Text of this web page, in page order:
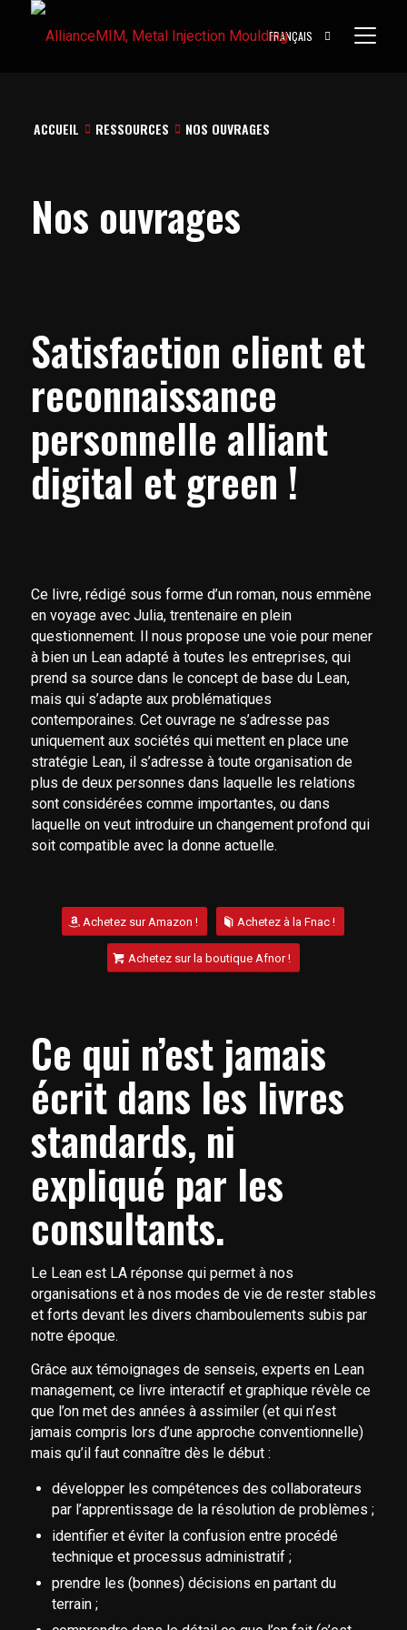
FRANÇAIS
ACCUEIL  RESSOURCES  NOS OUVRAGES
Nos ouvrages
Satisfaction client et
reconnaissance
personnelle alliant
digital et green !
Ce livre, rédigé sous forme d’un roman, nous emmène
en voyage avec Julia, trentenaire en plein
questionnement. Il nous propose une voie pour mener
à bien un Lean adapté à toutes les entreprises, qui
prend sa source dans le concept de base du Lean,
mais qui s’adapte aux problématiques
contemporaines. Cet ouvrage ne s’adresse pas
uniquement aux sociétés qui mettent en place une
stratégie Lean, il s’adresse à toute organisation de
plus de deux personnes dans laquelle les relations
sont considérées comme importantes, ou dans
laquelle on veut introduire un changement profond qui
soit compatible avec la donne actuelle.
Achetez sur Amazon ! Achetez à la Fnac !
Achetez sur la boutique Afnor !
Ce qui n’est jamais
écrit dans les livres
standards, ni
expliqué par les
consultants.
Le Lean est LA réponse qui permet à nos
organisations et à nos modes de vie de rester stables
et forts devant les divers chamboulements subis par
notre époque.
Grâce aux témoignages de senseis, experts en Lean
management, ce livre interactif et graphique révèle ce
que l’on met des années à assimiler (et qui n’est
jamais compris lors d’une approche conventionnelle)
mais qu’il faut connaître dès le début :
développer les compétences des collaborateurs
par l’apprentissage de la résolution de problèmes ;
identifier et éviter la confusion entre procédé
technique et processus administratif ;
prendre les (bonnes) décisions en partant du
terrain ;